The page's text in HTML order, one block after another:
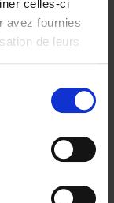
celles-ci
avez fournies
de leurs
like a PRO -
edition (EN)